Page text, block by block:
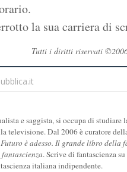
la sua carriera di
Tutti i diritti riservati ©2006
e saggista, si occupa di studiare
televisione. Dal 2006 è curatore
è adesso. Il grande libro della
. Scrive di fantascienza
italiana indipendente.